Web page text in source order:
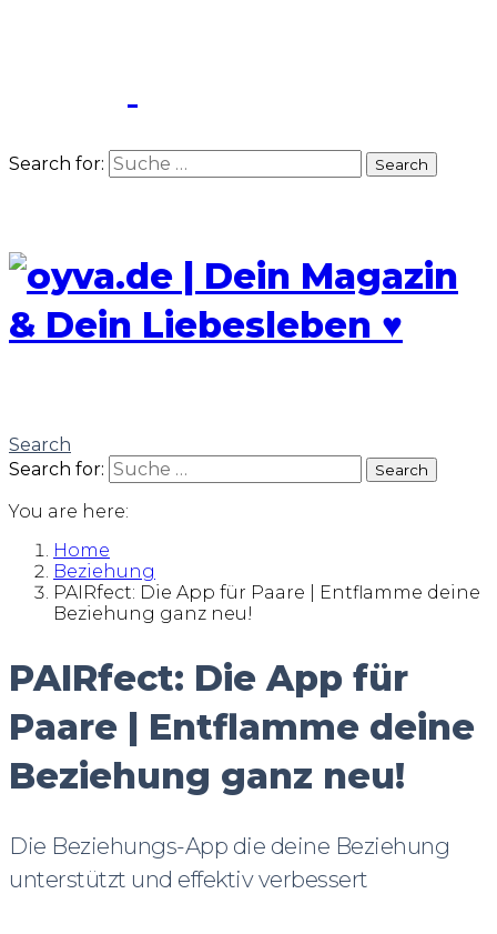
Search for: Search
Search
Search for:
Search
You are here:
Home
Beziehung
PAIRfect: Die App für Paare | Entflamme deine
Beziehung ganz neu!
PAIRfect: Die App für
Paare | Entflamme deine
Beziehung ganz neu!
Die Beziehungs-App die deine Beziehung
unterstützt und effektiv verbessert